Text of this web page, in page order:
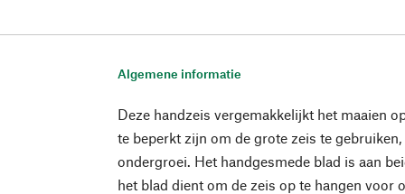
Algemene informatie
Deze handzeis vergemakkelijkt het maaien
te beperkt zijn om de grote zeis te
ondergroei. Het handgesmede blad is aan
het blad dient om de zeis op te hangen voor